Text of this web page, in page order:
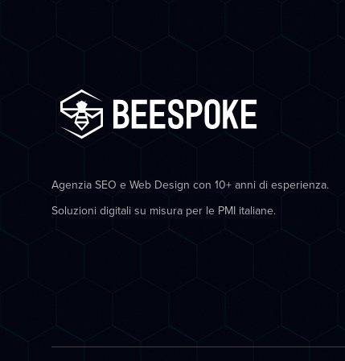
Agenzia SEO e Web Design con 10+ anni di esperienza.
Soluzioni digitali su misura per le PMI italiane.